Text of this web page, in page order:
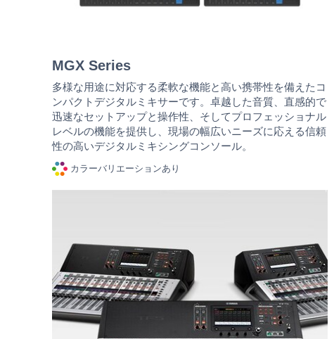
MGX Series
多様な用途に対応する柔軟な機能と高い携帯性を備えたコ
ンパクトデジタルミキサーです。卓越した音質、直感的で
迅速なセットアップと操作性、そしてプロフェッショナル
レベルの機能を提供し、現場の幅広いニーズに応える信頼
性の高いデジタルミキシングコンソール。
カラーバリエーションあり